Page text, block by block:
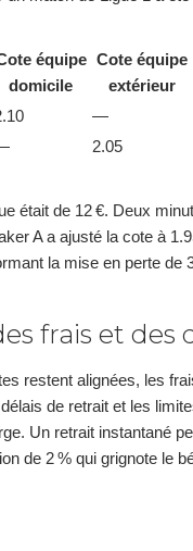
équipe
domicile
Cote équipe
extérieur
—
2.05
était de 12 €. Deux
A a ajusté la cote à
la mise en perte de
frais et des
restent alignées, les
de retrait et les
Un retrait instantané
de 2 % qui grignote le